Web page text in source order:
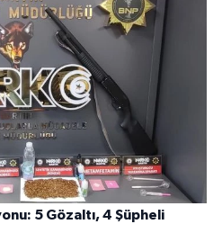
5 Gözaltı, 4 Şüpheli